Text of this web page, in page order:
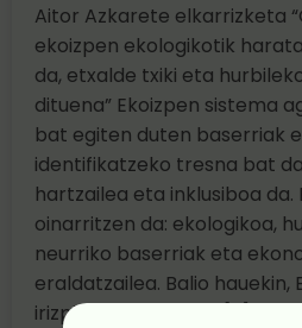
Aitor Azkarete elkarrizketa
ekoizpen ekologikotik
da, etxalde txiki eta
dituena” Ekoizpen sistema
bat egiten duten baserriak
identifikatzeko tresna bat
hartzailea eta inklusiboa
oinarritzen da: ekologikoa,
neurriko baserriak eta
eraldatzailea. Balio hauekin,
irizpideak definitzen […]